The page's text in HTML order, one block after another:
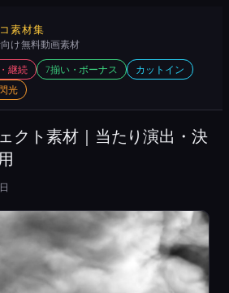
素材集
け 無料動画素材
継続 7揃い・ボーナス
カットイン
光
クト素材｜当たり演出・決